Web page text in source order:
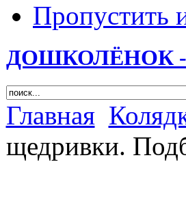
Пропустить
ДОШКОЛЁНОК -
Главная
щедривки.